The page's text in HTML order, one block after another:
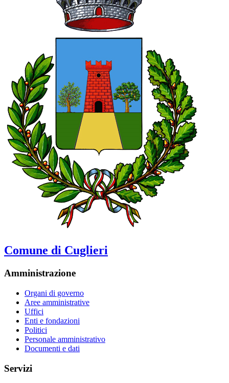
Comune di Cuglieri
Amministrazione
Organi di governo
Aree amministrative
Uffici
Enti e fondazioni
Politici
Personale amministrativo
Documenti e dati
Servizi